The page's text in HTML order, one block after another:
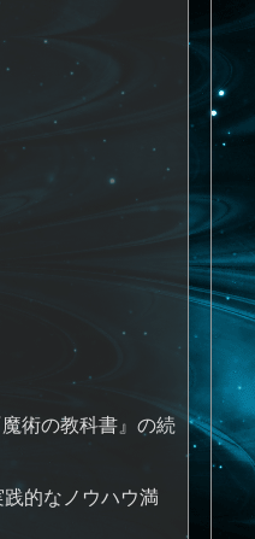
術の教科書』の続
的なノウハウ満